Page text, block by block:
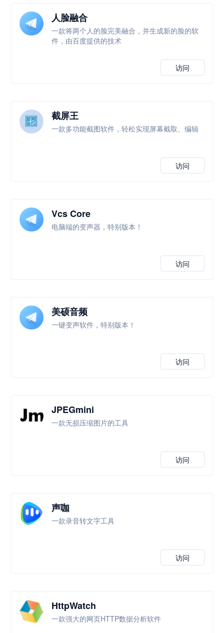
人脸融合
一款将两个人的脸完美融合，并生成新的脸的软
件，由百度提供的技术
访问
截屏王
一款多功能截图软件，轻松实现屏幕截取、编辑
访问
Vcs Core
电脑端的变声器，特别版本！
访问
美硕音频
一键变声软件，特别版本！
访问
JPEGmini
一款无损压缩图片的工具
访问
声咖
一款录音转文字工具
访问
HttpWatch
一款强大的网页HTTP数据分析软件